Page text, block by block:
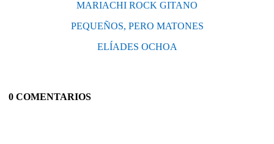
MARIACHI ROCK GITANO
PEQUEÑOS, PERO MATONES
ELÍADES OCHOA
0 COMENTARIOS